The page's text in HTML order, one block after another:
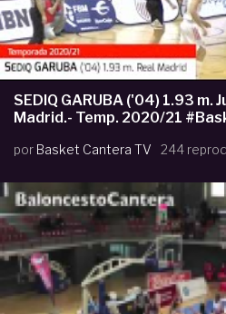
SEDIQ GARUBA ('04) 1.93 m.
Madrid.- Temp. 2020/21
por Basket Cantera TV 244